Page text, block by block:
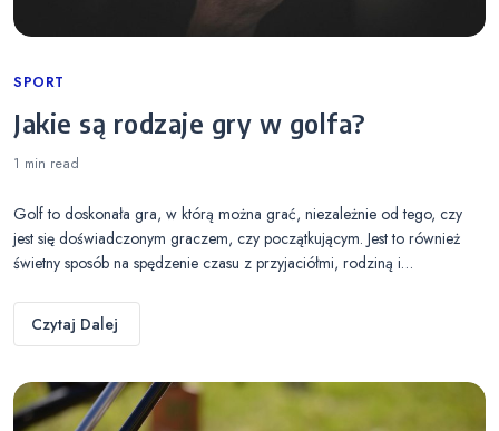
Categories
SPORT
Jakie są rodzaje gry w golfa?
1 min read
Golf to doskonała gra, w którą można grać, niezależnie od tego, czy
jest się doświadczonym graczem, czy początkującym. Jest to również
świetny sposób na spędzenie czasu z przyjaciółmi, rodziną i…
Czytaj Dalej